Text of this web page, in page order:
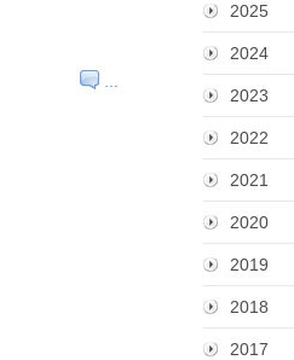
…
2025
2024
2023
2022
2021
2020
2019
2018
2017